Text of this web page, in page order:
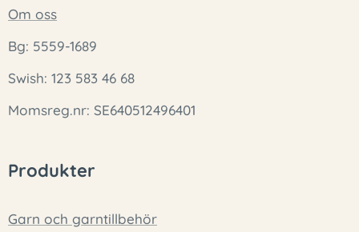
Om oss
Bg: 5559-1689
Swish: 123 583 46 68
Momsreg.nr: SE640512496401
Produkter
Garn och garntillbehör